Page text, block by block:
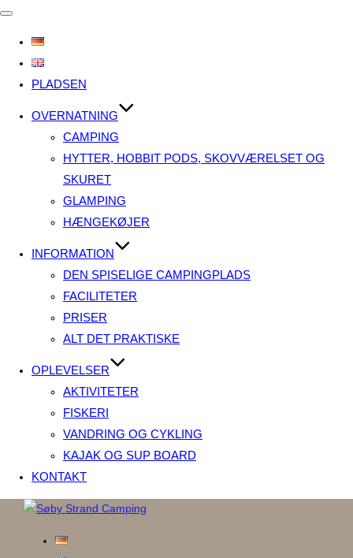
Slå
til/fra
PLADSEN
OVERNATNING
CAMPING
HYTTER, HOBBIT PODS, SKOVVÆRELSET OG
SKURET
GLAMPING
HÆNGEKØJER
INFORMATION
DEN SPISELIGE CAMPINGPLADS
FACILITETER
PRISER
ALT DET PRAKTISKE
OPLEVELSER
AKTIVITETER
FISKERI
VANDRING OG CYKLING
KAJAK OG SUP BOARD
KONTAKT
Videre